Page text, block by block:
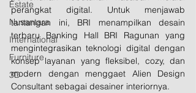
Estate
Nusantara
International
Furniture
3D
perangkat digital. Untuk menjawab
tantangan ini, BRI menampilkan desain
terbaru Banking Hall BRI Ragunan yang
mengintegrasikan teknologi digital dengan
konsep layanan yang fleksibel, cozy, dan
modern dengan menggaet Alien Design
Consultant sebagai desainer interiornya.